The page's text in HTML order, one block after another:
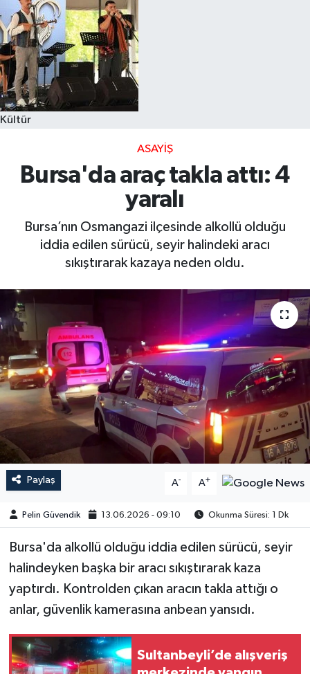
Kültür
ASAYIŞ
Bursa'da araç takla attı: 4
yaralı
Bursa’nın Osmangazi ilçesinde alkollü olduğu
iddia edilen sürücü, seyir halindeki aracı
sıkıştırarak kazaya neden oldu.
Paylaş A- A+
Pelin Güvendik 13.06.2026 - 09:10 Okunma Süresi: 1 Dk
Bursa'da alkollü olduğu iddia edilen sürücü, seyir
halindeyken başka bir aracı sıkıştırarak kaza
yaptırdı. Kontrolden çıkan aracın takla attığı o
anlar, güvenlik kamerasına anbean yansıdı.
Sultanbeyli’de alışveriş